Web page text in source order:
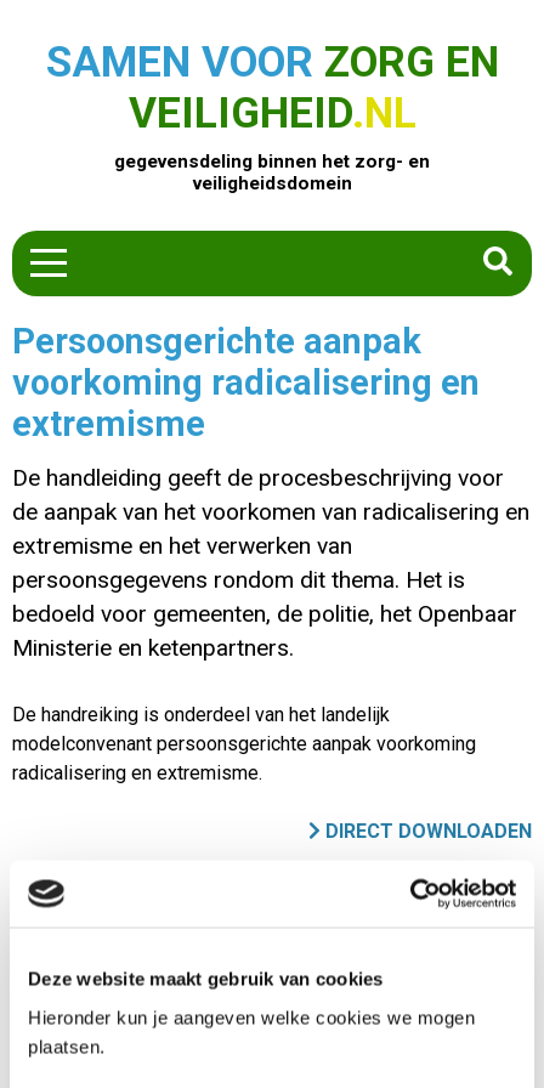
Deze website maakt gebruik van cookies
Hieronder kun je aangeven welke cookies we mogen
plaatsen.
SAMEN VOOR ZORG EN
VEILIGHEID.NL
gegevensdeling binnen het zorg- en
veiligheidsdomein
HOME
ZOEK EEN PRODUCT
ACTUEEL
CONTACT
COMMUNITY
Persoonsgerichte aanpak
voorkoming radicalisering en
extremisme
De handleiding geeft de procesbeschrijving voor
de aanpak van het voorkomen van radicalisering en
extremisme en het verwerken van
persoonsgegevens rondom dit thema. Het is
bedoeld voor gemeenten, de politie, het Openbaar
Ministerie en ketenpartners.
De handreiking is onderdeel van het landelijk
modelconvenant persoonsgerichte aanpak voorkoming
radicalisering en extremisme.
DIRECT DOWNLOADEN
Doelgroep
Ministerie en ketenpartners die verantwoordelijk zijn voor de
inrichting van de persoonsgerichte aanpak bij radicalisering
en extremisme, en het opstellen van handvatten voor